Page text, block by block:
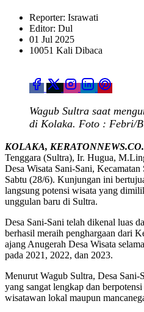
Reporter: Israwati
Editor: Dul
01 Jul 2025
10051 Kali Dibaca
Wagub Sultra saat
di Kolaka. Foto : Febri/
KOLAKA,
Tenggara (Sultra), Ir. Hugua,
Desa Wisata Sani-Sani,
Sabtu (28/6). Kunjungan ini
langsung potensi wisata yang
unggulan baru di Sultra.
Desa Sani-Sani telah dikenal luas
berhasil meraih penghargaan dari
ajang Anugerah Desa Wisata
pada 2021, 2022, dan 2023.
Menurut Wagub Sultra, Desa
yang sangat lengkap dan
wisatawan lokal maupun